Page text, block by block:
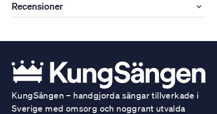
Recensioner
KungSängen – handgjorda sängar tillverkade i
Sverige med omsorg och noggrant utvalda